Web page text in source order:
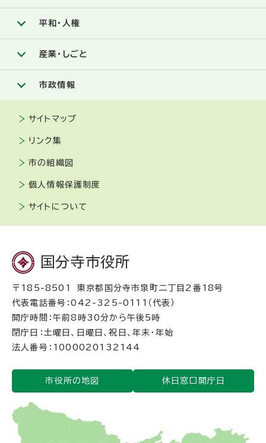
平和・人権
産業・しごと
市政情報
サイトマップ
リンク集
市の組織図
個人情報保護制度
サイトについて
国分寺市役所
〒185-8501 東京都国分寺市泉町二丁目2番18号
代表電話番号：042-325-0111（代表）
開庁時間：午前8時30分から午後5時
閉庁日：土曜日、日曜日、祝日、年末・年始
法人番号：1000020132144
市役所の地図 休日窓口開庁日